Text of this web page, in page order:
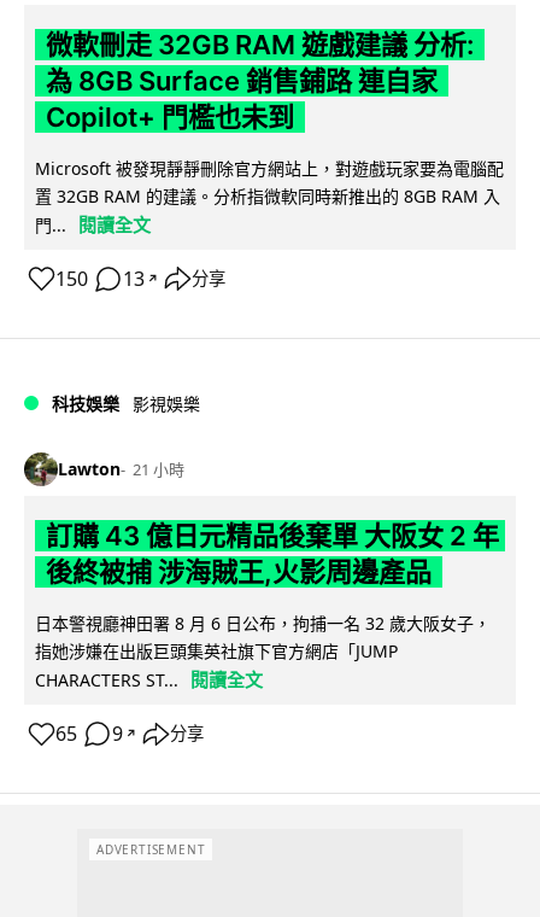
微軟刪走 32GB RAM 遊戲建議 分析:
為 8GB Surface 銷售鋪路 連自家
Copilot+ 門檻也未到
Microsoft 被發現靜靜刪除官方網站上，對遊戲玩家要為電腦配
置 32GB RAM 的建議。分析指微軟同時新推出的 8GB RAM 入
門...
閱讀全文
150 13 ↗ 分享
科技娛樂 影視娛樂
Lawton 21 小時
訂購 43 億日元精品後棄單 大阪女 2 年
後終被捕 涉海賊王,火影周邊產品
日本警視廳神田署 8 月 6 日公布，拘捕一名 32 歲大阪女子，
指她涉嫌在出版巨頭集英社旗下官方網店「JUMP
CHARACTERS ST...
閱讀全文
65 9 ↗ 分享
ADVERTISEMENT